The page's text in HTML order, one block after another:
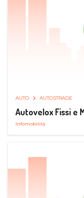
AUTO AUTOSTRADE
Autovelox Fissi e
Infomobilità